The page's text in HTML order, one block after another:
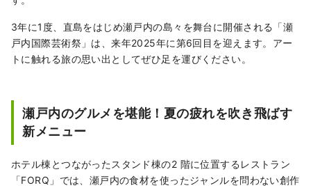
3年に1度、直島をはじめ瀬戸内の島々を舞台に開催される「瀬
戸内国際芸術祭」は、来年2025年に第6回目を迎えます。アー
トに触れる旅の思い出としてぜひ足を運びください。
瀬戸内のグルメを堪能！夏の疲れを吹き飛ばす
新メニュー
ホテル棟とつながったスタンド棟の2 階に位置するレストラン
「FORQ」では、瀬戸内の食材を使ったジャンルを問わない創作